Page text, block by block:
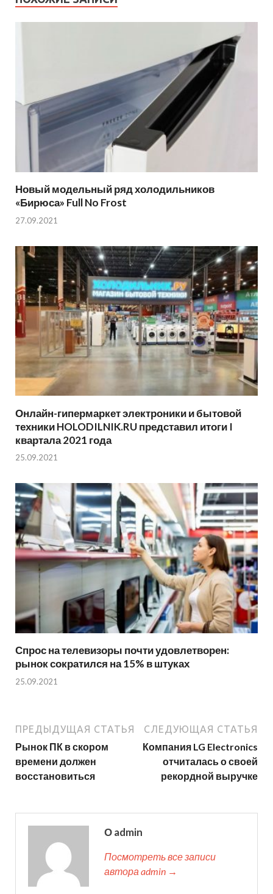
Новый модельный ряд холодильников
«Бирюса» Full No Frost
27.09.2021
Онлайн-гипермаркет электроники и бытовой
техники HOLODILNIK.RU представил итоги I
квартала 2021 года
25.09.2021
Спрос на телевизоры почти удовлетворен:
рынок сократился на 15% в штуках
25.09.2021
ПРЕДЫДУЩАЯ СТАТЬЯ
Рынок ПК в скором
времени должен
восстановиться
СЛЕДУЮЩАЯ СТАТЬЯ
Компания LG Electronics
отчиталась о своей
рекордной выручке
О admin
Посмотреть все записи
автора admin →